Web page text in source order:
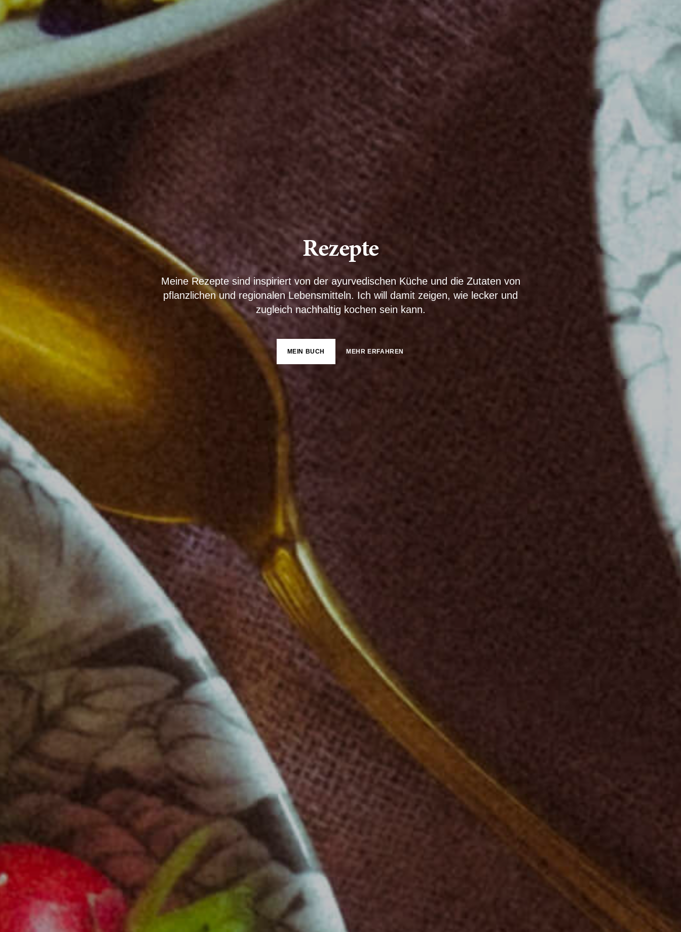
Rezepte
Meine Rezepte sind inspiriert von der ayurvedischen Küche und die Zutaten von
pflanzlichen und regionalen Lebensmitteln. Ich will damit zeigen, wie lecker und
zugleich nachhaltig kochen sein kann.
MEIN BUCH MEHR ERFAHREN